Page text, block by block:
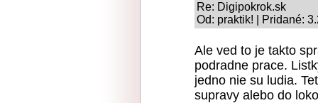
Re: Digipokrok.sk
Od: praktik! | Pridané:
Ale ved to je takto
podradne prace.
jedno nie su ludia.
supravy alebo do